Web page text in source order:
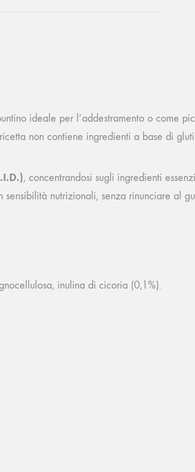
ideale per l’addestramento o come
non contiene ingredienti a base di
, concentrandosi sugli ingredienti
nutrizionali, senza rinunciare al
inulina di cicoria (0,1%).